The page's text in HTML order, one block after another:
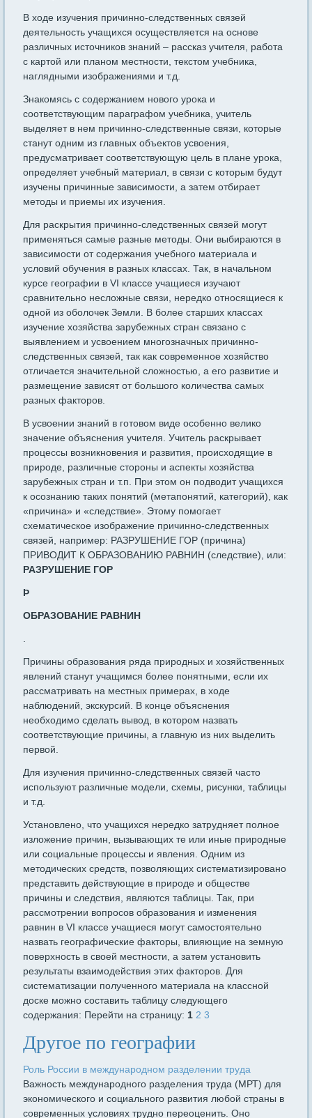
В ходе изучения причинно-следственных связей
деятельность учащихся осуществляется на основе
различных источников знаний – рассказ учителя, работа
с картой или планом местности, текстом учебника,
наглядными изображениями и т.д.
Знакомясь с содержанием нового урока и
соответствующим параграфом учебника, учитель
выделяет в нем причинно-следственные связи, которые
станут одним из главных объектов усвоения,
предусматривает соответствующую цель в плане урока,
определяет учебный материал, в связи с которым будут
изучены причинные зависимости, а затем отбирает
методы и приемы их изучения.
Для раскрытия причинно-следственных связей могут
применяться самые разные методы. Они выбираются в
зависимости от содержания учебного материала и
условий обучения в разных классах. Так, в начальном
курсе географии в VI классе учащиеся изучают
сравнительно несложные связи, нередко относящиеся к
одной из оболочек Земли. В более старших классах
изучение хозяйства зарубежных стран связано с
выявлением и усвоением многозначных причинно-
следственных связей, так как современное хозяйство
отличается значительной сложностью, а его развитие и
размещение зависят от большого количества самых
разных факторов.
В усвоении знаний в готовом виде особенно велико
значение объяснения учителя. Учитель раскрывает
процессы возникновения и развития, происходящие в
природе, различные стороны и аспекты хозяйства
зарубежных стран и т.п. При этом он подводит учащихся
к осознанию таких понятий (метапонятий, категорий), как
«причина» и «следствие». Этому помогает
схематическое изображение причинно-следственных
связей, например: РАЗРУШЕНИЕ ГОР (причина)
ПРИВОДИТ К ОБРАЗОВАНИЮ РАВНИН (следствие), или:
РАЗРУШЕНИЕ ГОР
Þ
ОБРАЗОВАНИЕ РАВНИН
.
Причины образования ряда природных и хозяйственных
явлений станут учащимся более понятными, если их
рассматривать на местных примерах, в ходе
наблюдений, экскурсий. В конце объяснения
необходимо сделать вывод, в котором назвать
соответствующие причины, а главную из них выделить
первой.
Для изучения причинно-следственных связей часто
используют различные модели, схемы, рисунки, таблицы
и т.д.
Установлено, что учащихся нередко затрудняет полное
изложение причин, вызывающих те или иные природные
или социальные процессы и явления. Одним из
методических средств, позволяющих систематизировано
представить действующие в природе и обществе
причины и следствия, являются таблицы. Так, при
рассмотрении вопросов образования и изменения
равнин в VI классе учащиеся могут самостоятельно
назвать географические факторы, влияющие на земную
поверхность в своей местности, а затем установить
результаты взаимодействия этих факторов. Для
систематизации полученного материала на классной
доске можно составить таблицу следующего
содержания: Перейти на страницу:1 2 3
Другое по географии
Роль России в международном разделении труда
Важность международного разделения труда (МРТ) для
экономического и социального развития любой страны в
со­временных условиях трудно переоценить. Оно